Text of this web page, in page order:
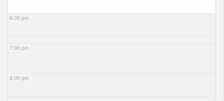
6:00 pm
7:00 pm
8:00 pm